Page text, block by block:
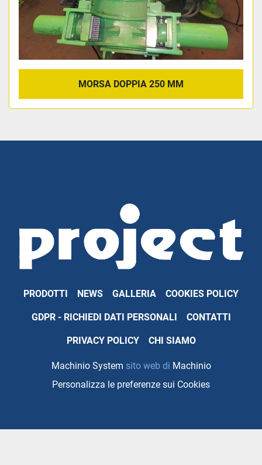
MORSA DOPPIA 250 MM
PRODOTTI NEWS GALLERIA COOKIES POLICY
GDPR - RICHIEDI DATI PERSONALI CONTATTI
PRIVACY POLICY CHI SIAMO
Machinio System sito web di Machinio
Personalizza le preferenze sui Cookies